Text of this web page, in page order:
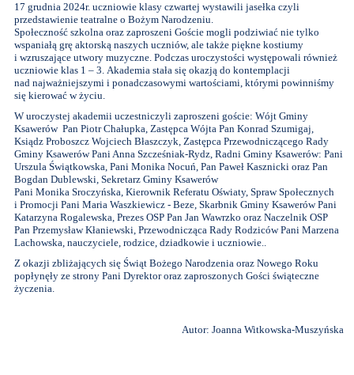
17 grudnia 2024r. uczniowie klasy czwartej wystawili jasełka czyli
przedstawienie teatralne o Bożym Narodzeniu.
Społeczność szkolna oraz zaproszeni Goście mogli podziwiać nie tylko
wspaniałą grę aktorską naszych uczniów, ale także piękne kostiumy
i wzruszające utwory muzyczne. Podczas uroczystości występowali również
uczniowie klas 1 – 3. Akademia stała się okazją do kontemplacji
nad najważniejszymi i ponadczasowymi wartościami, którymi powinniśmy
się kierować w życiu.
W uroczystej akademii uczestniczyli zaproszeni goście: Wójt Gminy
Ksawerów Pan Piotr Chałupka, Zastępca Wójta Pan Konrad Szumigaj,
Ksiądz Proboszcz Wojciech Błaszczyk, Zastępca Przewodniczącego Rady
Gminy Ksawerów Pani Anna Szcześniak-Rydz, Radni Gminy Ksawerów: Pani
Urszula Świątkowska, Pani Monika Nocuń, Pan Paweł Kasznicki oraz Pan
Bogdan Dublewski, Sekretarz Gminy Ksawerów
Pani Monika Sroczyńska, Kierownik Referatu Oświaty, Spraw Społecznych
i Promocji Pani Maria Waszkiewicz - Beze, Skarbnik Gminy Ksawerów Pani
Katarzyna Rogalewska, Prezes OSP Pan Jan Wawrzko oraz Naczelnik OSP
Pan Przemysław Kłaniewski, Przewodnicząca Rady Rodziców Pani Marzena
Lachowska, nauczyciele, rodzice, dziadkowie i uczniowie..
Z okazji zbliżających się Świąt Bożego Narodzenia oraz Nowego Roku
popłynęły ze strony Pani Dyrektor oraz zaproszonych Gości świąteczne
życzenia.
Autor: Joanna Witkowska-Muszyńska